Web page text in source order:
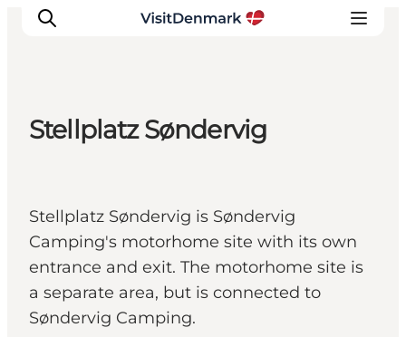
Wat te doen
Accommodaties
Plan je reis
Stellplatz Søndervig
Stellplatz Søndervig is Søndervig
Camping's motorhome site with its own
entrance and exit. The motorhome site is
a separate area, but is connected to
Søndervig Camping.